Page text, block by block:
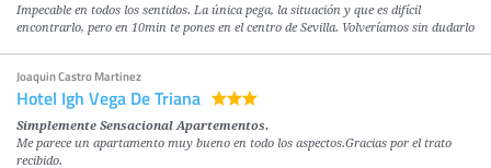
Impecable en todos los sentidos. La única pega, la situación y que es difícil
encontrarlo, pero en 10min te pones en el centro de Sevilla. Volveríamos sin dudarlo
Joaquin Castro Martinez
Hotel Igh Vega De Triana
Simplemente Sensacional Apartementos.
Me parece un apartamento muy bueno en todo los aspectos.Gracias por el trato
recibido.